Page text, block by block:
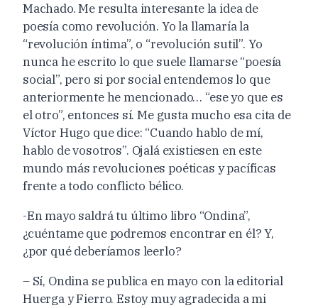
Machado. Me resulta interesante la idea de
poesía como revolución. Yo la llamaría la
“revolución íntima”, o “revolución sutil”. Yo
nunca he escrito lo que suele llamarse “poesía
social”, pero si por social entendemos lo que
anteriormente he mencionado… “ese yo que es
el otro”, entonces sí. Me gusta mucho esa cita de
Víctor Hugo que dice: “Cuando hablo de mí,
hablo de vosotros”. Ojalá existiesen en este
mundo más revoluciones poéticas y pacíficas
frente a todo conflicto bélico.
-En mayo saldrá tu último libro “Ondina”,
¿cuéntame que podremos encontrar en él? Y,
¿por qué deberíamos leerlo?
– Sí, Ondina se publica en mayo con la editorial
Huerga y Fierro. Estoy muy agradecida a mi